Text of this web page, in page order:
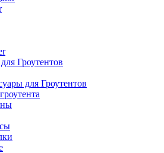
Гроутентов
для Гроутентов